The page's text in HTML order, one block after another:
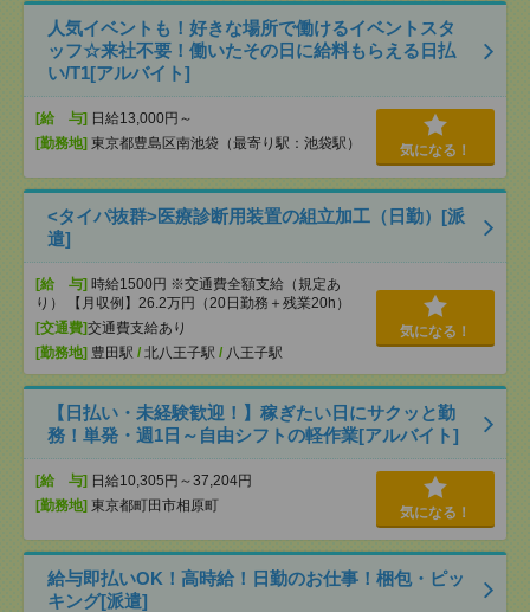
人気イベントも！好きな場所で働けるイベントスタ
ッフ☆来社不要！働いたその日に給料もらえる日払
い/T1[アルバイト]
[給 与] 日給13,000円～
[勤務地] 東京都豊島区南池袋（最寄り駅：池袋駅） 気になる！
<タイパ抜群>医療診断用装置の組立加工（日勤）[派
遣]
[給 与] 時給1500円 ※交通費全額支給（規定あ
り） 【月収例】26.2万円（20日勤務＋残業20h）
[交通費]交通費支給あり
[勤務地] 豊田駅 / 北八王子駅 / 八王子駅
気になる！
【日払い・未経験歓迎！】稼ぎたい日にサクッと勤
務！単発・週1日～自由シフトの軽作業[アルバイト]
[給 与] 日給10,305円～37,204円
[勤務地] 東京都町田市相原町 気になる！
給与即払いOK！高時給！日勤のお仕事！梱包・ピッ
キング[派遣]